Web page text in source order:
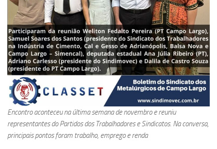
Encontro aconteceu na última semana de novembro e reuniu
representantes do Partidos dos Trabalhadores e Sindicatos. Na conversa,
principais pontos foram trabalho, emprego e renda